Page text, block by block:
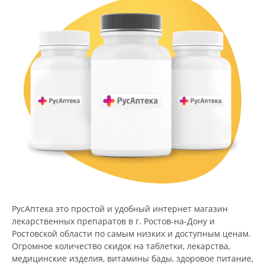
РусАптека это простой и удобный интернет магазин
лекарственных препаратов в г. Ростов-на-Дону и
Ростовской области по самым низких и доступным ценам.
Огромное количество скидок на таблетки, лекарства,
медицинские изделия, витамины бады, здоровое питание,